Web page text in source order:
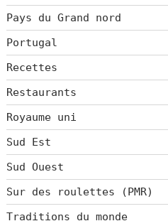
Pays du Grand nord
Portugal
Recettes
Restaurants
Royaume uni
Sud Est
Sud Ouest
Sur des roulettes (PMR)
Traditions du monde